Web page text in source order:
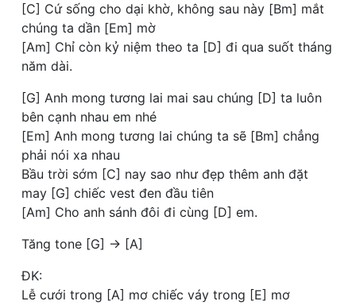
[C] Cứ sống cho dại khờ, không sau này [Bm] mắt
chúng ta dần [Em] mờ
[Am] Chỉ còn kỷ niệm theo ta [D] đi qua suốt tháng
năm dài.
[G] Anh mong tương lai mai sau chúng [D] ta luôn
bên cạnh nhau em nhé
[Em] Anh mong tương lai chúng ta sẽ [Bm] chẳng
phải nói xa nhau
Bầu trời sớm [C] nay sao như đẹp thêm anh đặt
may [G] chiếc vest đen đầu tiên
[Am] Cho anh sánh đôi đi cùng [D] em.
Tăng tone [G] -> [A]
ĐK:
Lễ cưới trong [A] mơ chiếc váy trong [E] mơ